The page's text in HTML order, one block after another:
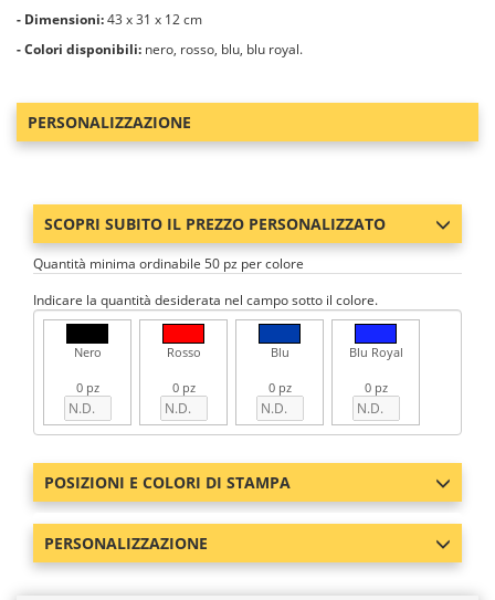
- Dimensioni:43 x 31 x 12 cm
- Colori disponibili: nero, rosso, blu, blu royal.
PERSONALIZZAZIONE
SCOPRI SUBITO IL PREZZO PERSONALIZZATO
Quantità minima ordinabile 50 pz per colore
Indicare la quantità desiderata nel campo sotto il colore.
Nero
0 pz
Rosso
0 pz
Blu
0 pz
Blu Royal
0 pz
POSIZIONI E COLORI DI STAMPA
PERSONALIZZAZIONE